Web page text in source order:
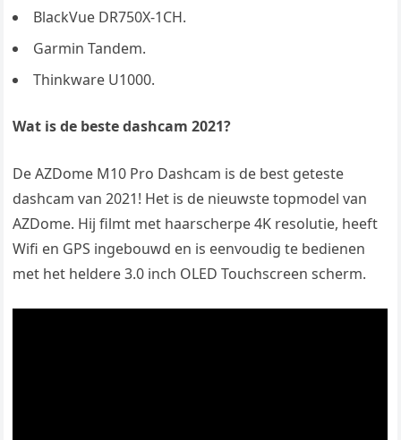
BlackVue DR750X-1CH.
Garmin Tandem.
Thinkware U1000.
Wat is de beste dashcam 2021?
De AZDome M10 Pro Dashcam is de best geteste
dashcam van 2021! Het is de nieuwste topmodel van
AZDome. Hij filmt met haarscherpe 4K resolutie, heeft
Wifi en GPS ingebouwd en is eenvoudig te bedienen
met het heldere 3.0 inch OLED Touchscreen scherm.